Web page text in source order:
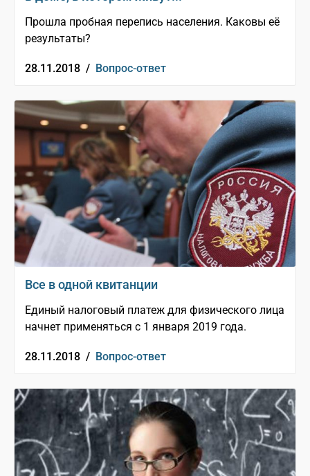
Прошла пробная перепись населения. Каковы её
результаты?
28.11.2018 / Вопрос-ответ
Все в одной квитанции
Единый налоговый платеж для физического лица
начнет применяться с 1 января 2019 года.
28.11.2018 / Вопрос-ответ